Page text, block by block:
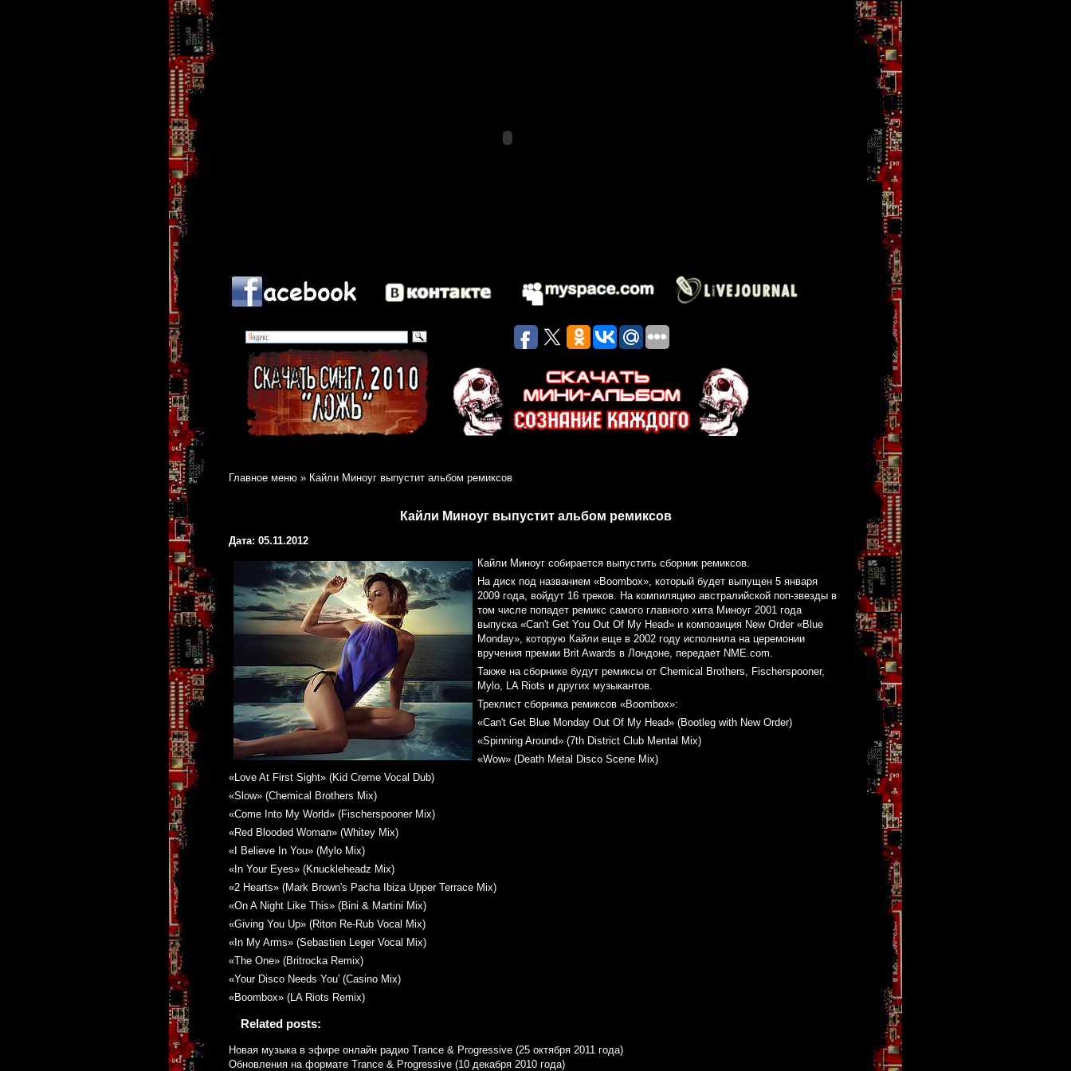
Главное меню » Кайли Миноуг выпустит альбом ремиксов
Кайли Миноуг выпустит альбом ремиксов
Дата: 05.11.2012
Кайли Миноуг собирается выпустить сборник ремиксов.
На диск под названием «Boombox», который будет выпущен 5 января
2009 года, войдут 16 треков. На компиляцию австралийской поп-звезды в
том числе попадет ремикс самого главного хита Миноуг 2001 года
выпуска «Can't Get You Out Of My Head» и композиция New Order «Blue
Monday», которую Кайли еще в 2002 году исполнила на церемонии
вручения премии Brit Awards в Лондоне, передает NME.com.
Также на сборнике будут ремиксы от Chemical Brothers, Fischerspooner,
Mylo, LA Riots и других музыкантов.
Треклист сборника ремиксов «Boombox»:
«Can't Get Blue Monday Out Of My Head» (Bootleg with New Order)
«Spinning Around» (7th District Club Mental Mix)
«Wow» (Death Metal Disco Scene Mix)
«Love At First Sight» (Kid Creme Vocal Dub)
«Slow» (Chemical Brothers Mix)
«Come Into My World» (Fischerspooner Mix)
«Red Blooded Woman» (Whitey Mix)
«I Believe In You» (Mylo Mix)
«In Your Eyes» (Knuckleheadz Mix)
«2 Hearts» (Mark Brown's Pacha Ibiza Upper Terrace Mix)
«On A Night Like This» (Bini & Martini Mix)
«Giving You Up» (Riton Re-Rub Vocal Mix)
«In My Arms» (Sebastien Leger Vocal Mix)
«The One» (Britrocka Remix)
«Your Disco Needs You' (Casino Mix)
«Boombox» (LA Riots Remix)
Related posts:
Новая музыка в эфире онлайн радио Trance & Progressive (25 октября 2011 года)
Обновления на формате Trance & Progressive (10 декабря 2010 года)